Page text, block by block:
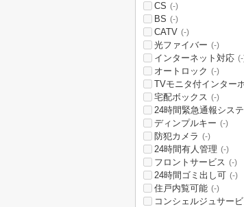
CS (-)
BS (-)
CATV (-)
光ファイバー (-)
インターネット対応
オートロック (-)
TVモニタ付インター
宅配ボックス (-)
24時間緊急通報シス
ディンプルキー (-)
防犯カメラ (-)
24時間有人管理 (-)
フロントサービス (-)
24時間ゴミ出し可 (-)
住戸内覧可能 (-)
コンシェルジュサー